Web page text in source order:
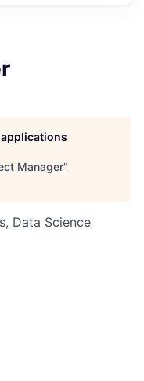
Manager"
Data Science